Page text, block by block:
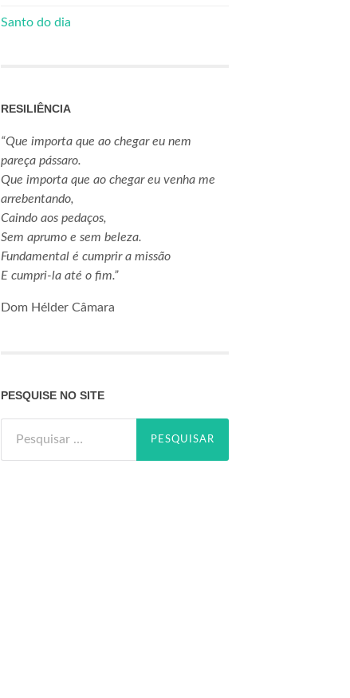
Santo do dia
RESILIÊNCIA
“Que importa que ao chegar eu nem
pareça pássaro.
Que importa que ao chegar eu venha me
arrebentando,
Caindo aos pedaços,
Sem aprumo e sem beleza.
Fundamental é cumprir a missão
E cumpri-la até o fim.”
Dom Hélder Câmara
PESQUISE NO SITE
por: